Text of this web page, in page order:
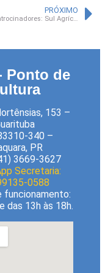
PRÓXIMO
Nossos patrocinadores: Sul Agrícola
Ponto de
153 –
340 –
PR
3669-3627
Secretaria:
0588
funcionamento:
das 13h às 18h.